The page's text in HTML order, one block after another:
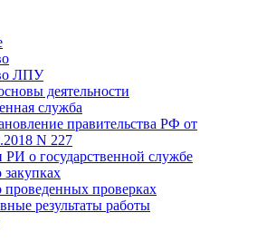
ЛПУ
деятельности
служба
правительства РФ от
N 227
РИ о государственной службе
проведенных проверках
результаты работы